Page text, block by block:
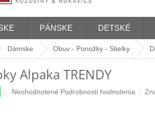
PÁNSKE DETSKÉ
Dámske Obuv - Ponožky - Stielky
Alpaka TRENDY
Priemerné
Neohodnotené Podrobnosti hodnotenia